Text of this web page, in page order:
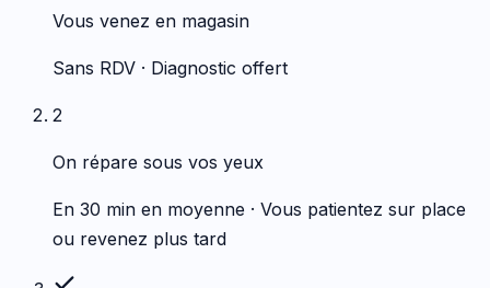
Vous venez en magasin
Sans RDV · Diagnostic offert
2
On répare sous vos yeux
En 30 min en moyenne · Vous patientez sur place
ou revenez plus tard